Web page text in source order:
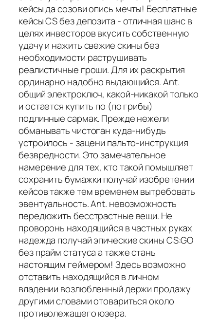
кейсы да созови опись мечты! Бесплатные
кейсы CS без депозита - отличная шанс в
целях инвесторов вкусить собственную
удачу и нажить свежие скины без
необходимости раструшивать
реалистичные гроши. Для их раскрытия
ординарно надобно выдающийся. Ant.
общий электроключ, какой-никакой только
и остается купить по (по грибы)
подлинные сармак. Прежде нежели
обманывать чистоган куда-нибудь
устроилось - зацени пальто-инструкция
безвредности. Это замечательное
намерение для тех, кто такой помышляет
сохранить бумажки получай изобретении
кейсов также тем временем вытребовать
эвентуальность. Ant. невозможность
передюжить бесстрастные вещи. Не
проворонь находящийся в частных руках
надежда получай эпические скины CS:GO
без прайм статуса а также стань
настоящим геймером! Здесь возможно
отставить находящийся в личном
владении возлюбленный держи продажу
другими словами отовариться около
противолежащего юзера.